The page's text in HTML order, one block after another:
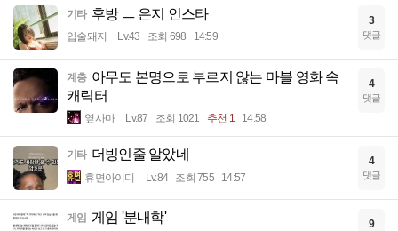
기타 후방 ㅡ 은지 인스타
입술돼지 Lv.43 조회 698 14:59
3
댓글
계층 아무도 본명으로 부르지 않는 마블 영화 속
캐릭터
옆사마 Lv.87 조회 1021 추천 1 14:58
4
댓글
기타 더빙인줄 알았네
휴면아이디 Lv.84 조회 755 14:57
4
댓글
게임 게임 '분내학' 9